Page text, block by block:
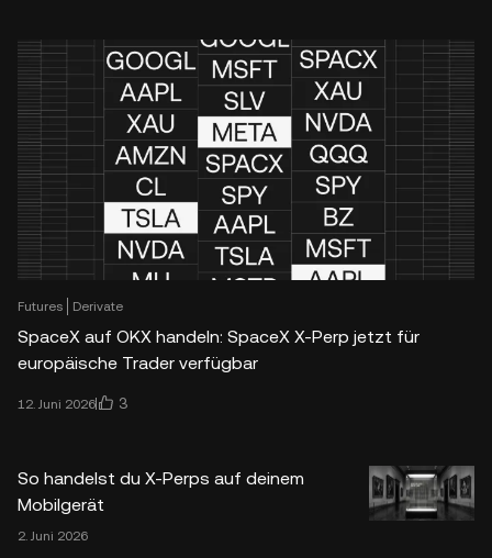
Futures Derivate
SpaceX auf OKX handeln: SpaceX X-Perp jetzt für
europäische Trader verfügbar
12. Juni 2026 3
So handelst du X-Perps auf deinem
Mobilgerät
2. Juni 2026